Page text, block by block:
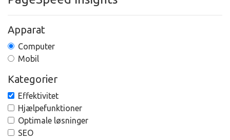
Apparat
Computer
Mobil
Kategorier
Effektivitet
Hjælpefunktioner
Optimale løsninger
SEO